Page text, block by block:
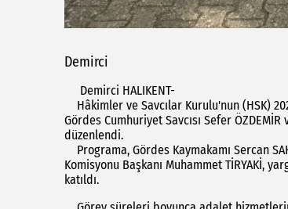
Demirci
Demirci HALIKENT-
Hâkimler ve Savcılar Kurulu'nun (HSK)
Gördes Cumhuriyet Savcısı Sefer
düzenlendi.
Programa, Gördes Kaymakamı Sercan
Komisyonu Başkanı Muhammet TİRYAKİ,
katıldı.